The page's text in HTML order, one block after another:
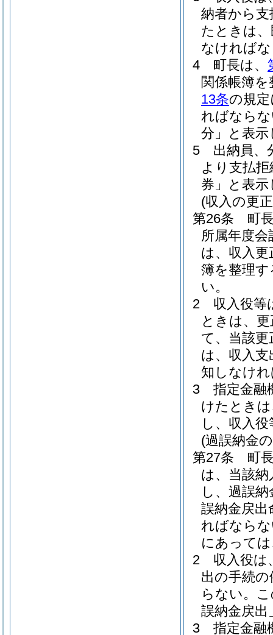
納者から
たときは
なければ
4
町長は、
関係帳簿
13条の規
ればなら
分」と表
5
出納員、
より支払
券」と表
(収入の更
第26条
町
所属年度
は、収入更
簿を整理
い。
2
収入役等
ときは、
て、当該
は、収入支
知しなけ
3
指定金融
けたとき
し、収入
(過誤納金
第27条
町
は、当該
し、過誤
誤納金戻出
ればなら
にあって
2
収入役は
出の手続
らない。
誤納金戻
3
指定金融